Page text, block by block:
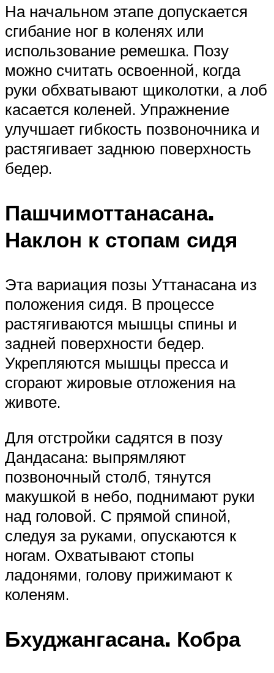
На начальном этапе допускается
сгибание ног в коленях или
использование ремешка. Позу
можно считать освоенной, когда
руки обхватывают щиколотки, а лоб
касается коленей. Упражнение
улучшает гибкость позвоночника и
растягивает заднюю поверхность
бедер.
Пашчимоттанасана.
Наклон к стопам сидя
Эта вариация позы Уттанасана из
положения сидя. В процессе
растягиваются мышцы спины и
задней поверхности бедер.
Укрепляются мышцы пресса и
сгорают жировые отложения на
животе.
Для отстройки садятся в позу
Дандасана: выпрямляют
позвоночный столб, тянутся
макушкой в небо, поднимают руки
над головой. С прямой спиной,
следуя за руками, опускаются к
ногам. Охватывают стопы
ладонями, голову прижимают к
коленям.
Бхуджангасана. Кобра